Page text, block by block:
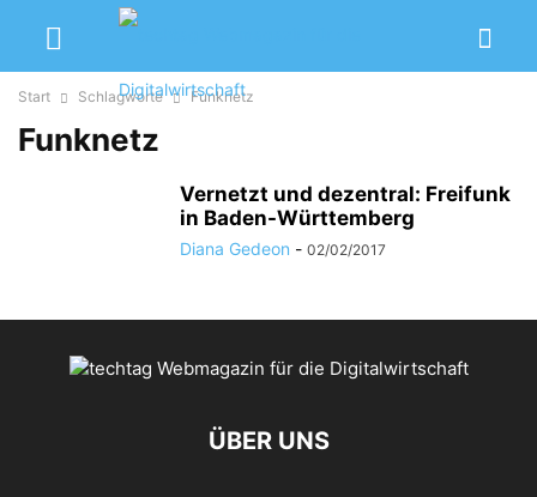
Start Schlagworte Funknetz
Funknetz
Vernetzt und dezentral: Freifunk
in Baden-Württemberg
Diana Gedeon - 02/02/2017
ÜBER UNS